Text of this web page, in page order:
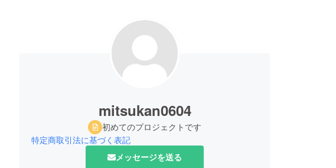
mitsukan0604
初めてのプロジェクトです
特定商取引法に基づく表記
メッセージを送る